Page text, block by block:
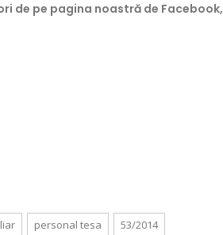
de pe pagina noastră de Facebook,
personal tesa 53/2014